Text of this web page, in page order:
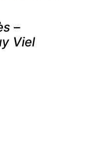
–
Viel